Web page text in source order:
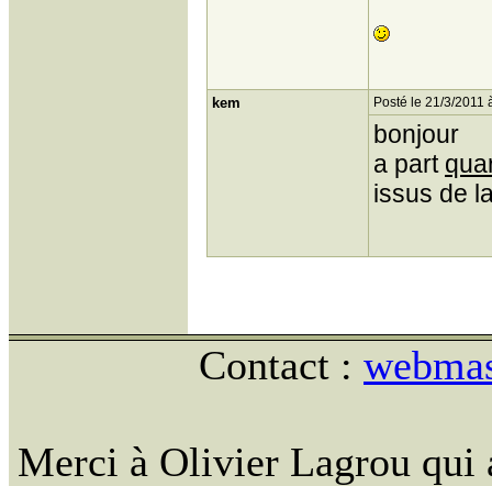
kem Posté le 21/3/2011
bonjour
a part
issus de
Contact :
Merci à Olivier Lagrou qui